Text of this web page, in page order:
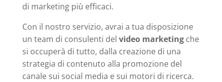
di marketing più efficaci.
Con il nostro servizio, avrai a tua disposizione
un team di consulenti del video marketingche
si occuperà di tutto, dalla creazione di una
strategia di contenuto alla promozione del
canale sui social media e sui motori di ricerca.